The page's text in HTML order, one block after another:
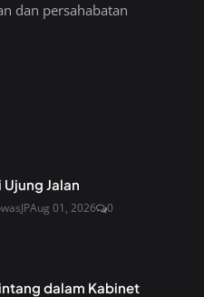
dan persahabatan
Jalan
Aug 01, 2026 0
dalam Kabinet